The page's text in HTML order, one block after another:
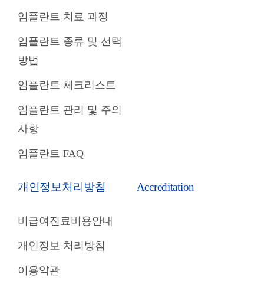
임플란트 치료 과정
임플란트 종류 및 선택
방법
임플란트 체크리스트
임플란트 관리 및 주의
사항
임플란트 FAQ
개인정보처리방침
비급여진료비용안내
개인정보 처리방침
이용약관
Accreditation